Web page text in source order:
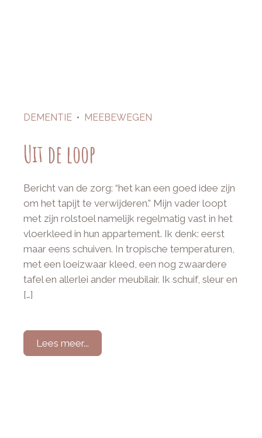
DEMENTIE • MEEBEWEGEN
Uit de loop
Bericht van de zorg: “het kan een goed idee zijn
om het tapijt te verwijderen.” Mijn vader loopt
met zijn rolstoel namelijk regelmatig vast in het
vloerkleed in hun appartement. Ik denk: eerst
maar eens schuiven. In tropische temperaturen,
met een loeizwaar kleed, een nog zwaardere
tafel en allerlei ander meubilair. Ik schuif, sleur en
[…]
Lees meer...